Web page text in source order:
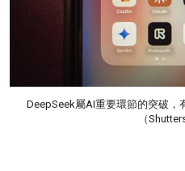
DeepSeek屬AI重要環節的突破，
（